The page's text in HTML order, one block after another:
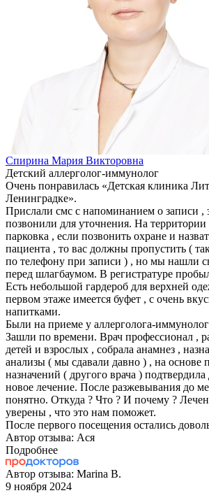
Спирина Мария Викторовна
Детский аллерголог-иммунолог
Очень понравилась «Детская клиника
Ленинградке».
Прислали смс с напоминанием о записи ,
позвонили для уточнения. На территории
парковка , если позвонить охране и
пациента , то вас должны пропустить (
по телефону при записи ) , но мы нашли
перед шлагбаумом. В регистратуре
Есть небольшой гардероб для верхней
первом этаже имеется буфет , с очень
напитками.
Были на приеме у аллерголога-
Зашли по времени. Врач профессионал ,
детей и взрослых , собрала анамнез ,
анализы ( мы сдавали давно ) , на основе
назначений ( другого врача ) подтвердила
новое лечение. После разжевывания до
понятно. Откуда ? Что ? И почему ?
уверены , что это нам поможет.
После первого посещения остались
Автор отзыва: Ася
Подробнее
Автор отзыва: Marina B.
9 ноября 2024